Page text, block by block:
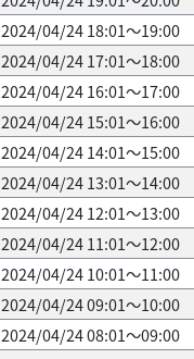
2024/04/24 18:01～19:00
2024/04/24 17:01～18:00
2024/04/24 16:01～17:00
2024/04/24 15:01～16:00
2024/04/24 14:01～15:00
2024/04/24 13:01～14:00
2024/04/24 12:01～13:00
2024/04/24 11:01～12:00
2024/04/24 10:01～11:00
2024/04/24 09:01～10:00
2024/04/24 08:01～09:00